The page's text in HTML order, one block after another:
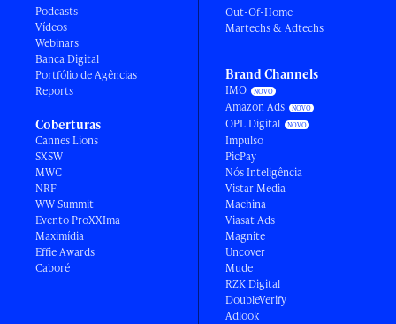
Podcasts
Vídeos
Webinars
Banca Digital
Portfólio de Agências
Reports
Coberturas
Cannes Lions
SXSW
MWC
NRF
WW Summit
Evento ProXXIma
Maximídia
Effie Awards
Caboré
Out-Of-Home
Martechs & Adtechs
Brand Channels
IMO
Amazon Ads
OPL Digital
Impulso
PicPay
Nós Inteligência
Vistar Media
Machina
Viasat Ads
Magnite
Uncover
Mude
RZK Digital
DoubleVerify
Adlook